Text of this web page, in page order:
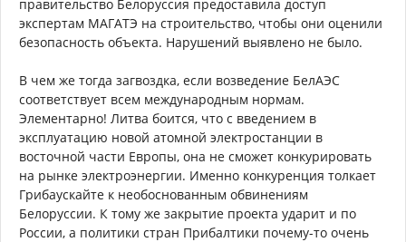
правительство Белоруссия предоставила доступ
экспертам МАГАТЭ на строительство, чтобы они оценили
безопасность объекта. Нарушений выявлено не было.
В чем же тогда загвоздка, если возведение БелАЭС
соответствует всем международным нормам.
Элементарно! Литва боится, что с введением в
эксплуатацию новой атомной электростанции в
восточной части Европы, она не сможет конкурировать
на рынке электроэнергии. Именно конкуренция толкает
Грибаускайте к необоснованным обвинениям
Белоруссии. К тому же закрытие проекта ударит и по
России, а политики стран Прибалтики почему-то очень